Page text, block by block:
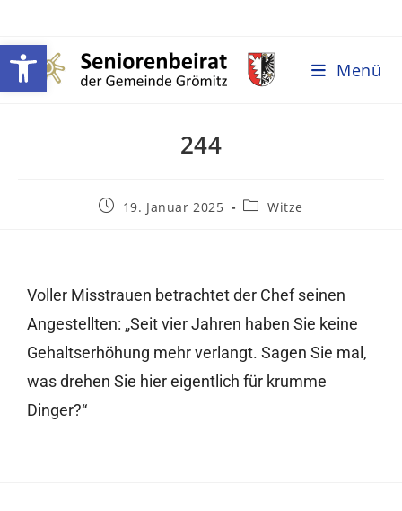
Werkzeugleiste öffnen Menü
244
19. Januar 2025 Witze
Voller Misstrauen betrachtet der Chef seinen
Angestellten: „Seit vier Jahren haben Sie keine
Gehaltserhöhung mehr verlangt. Sagen Sie mal,
was drehen Sie hier eigentlich für krumme
Dinger?“